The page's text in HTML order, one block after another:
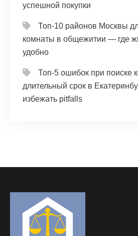
успешной покупки
Топ-10 районов Москвы
комнаты в общежитии — где
удобно
Топ-5 ошибок при поиске
длительный срок в
избежать pitfalls